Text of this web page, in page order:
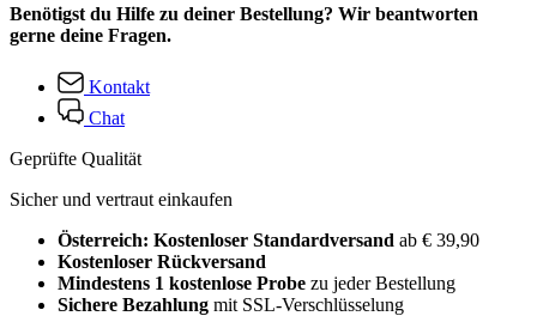
Benötigst du Hilfe zu deiner Bestellung? Wir beantworten
gerne deine Fragen.
Kontakt
Chat
Geprüfte Qualität
Sicher und vertraut einkaufen
Österreich: Kostenloser Standardversand ab € 39,90
Kostenloser Rückversand
Mindestens 1 kostenlose Probe zu jeder Bestellung
Sichere Bezahlung mit SSL-Verschlüsselung